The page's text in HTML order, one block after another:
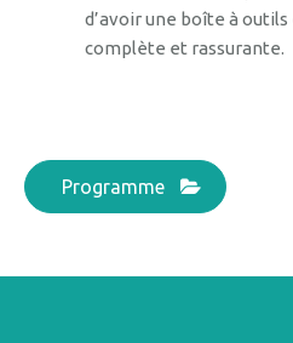
d’avoir une boîte à
complète et rassurante.
Programme